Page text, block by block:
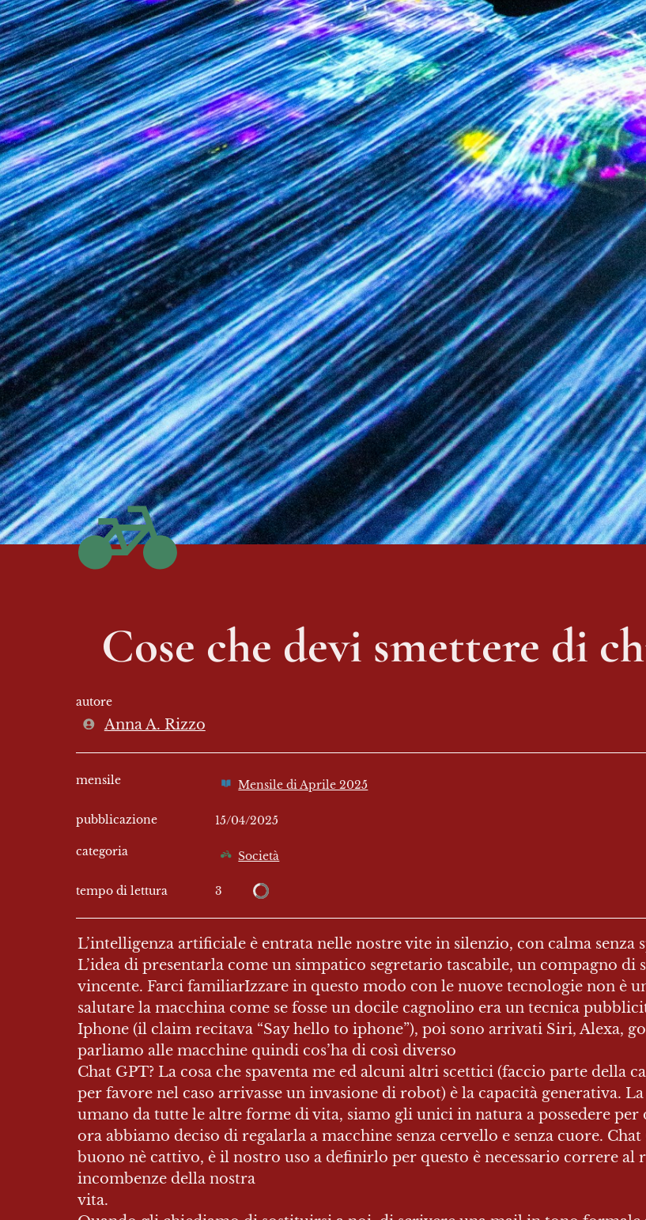
Cose che devi smettere di
autore
Anna A. Rizzo
mensile Mensile di Aprile 2025
pubblicazione 15/04/2025
categoria Società
tempo di lettura 3
L’intelligenza artificiale è entrata nelle nostre vite in silenzio, con calma senza
L’idea di presentarla come un simpatico segretario tascabile, un compagno
vincente. Farci familiarIzzare in questo modo con le nuove tecnologie non è
salutare la macchina come se fosse un docile cagnolino era un tecnica
Iphone (il claim recitava “Say hello to iphone”), poi sono arrivati Siri, Alexa,
parliamo alle macchine quindi cos’ha di così diverso
Chat GPT? La cosa che spaventa me ed alcuni altri scettici (faccio parte della
per favore nel caso arrivasse un invasione di robot) è la capacità generativa.
umano da tutte le altre forme di vita, siamo gli unici in natura a possedere
ora abbiamo deciso di regalarla a macchine senza cervello e senza cuore.
buono nè cattivo, è il nostro uso a definirlo per questo è necessario correre
incombenze della nostra
vita.